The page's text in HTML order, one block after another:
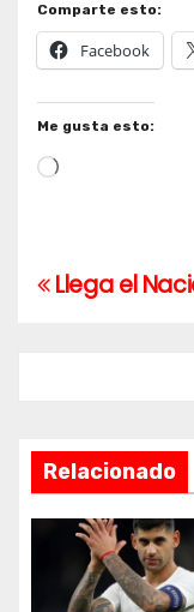
Comparte esto:
Facebook
Me gusta esto:
Cargando...
Llega el
Relacionado